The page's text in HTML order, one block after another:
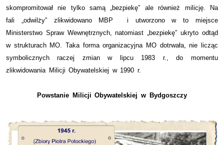
skompromitował nie tylko samą „bezpiekę” ale również milicję. Na
fali „odwilży” zlikwidowano MBP i utworzono w to miejsce
Ministerstwo Spraw Wewnętrznych, natomiast „bezpiekę” ukryto odtąd
w strukturach MO. Taka forma organizacyjna MO dotrwała, nie licząc
symbolicznych raczej zmian w lipcu 1983 r., do momentu
zlikwidowania Milicji Obywatelskiej w 1990 r.
Powstanie Milicji Obywatelskiej w Bydgoszczy